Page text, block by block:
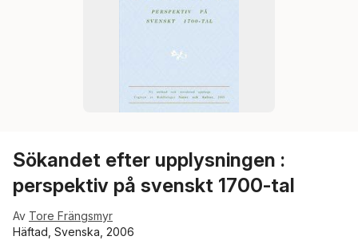
Sökandet efter upplysningen :
perspektiv på svenskt 1700-tal
Av Tore Frängsmyr
Häftad, Svenska, 2006